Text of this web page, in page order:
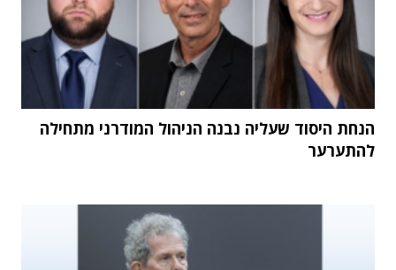
הנחת היסוד שעליה נבנה הניהול המודרני מתחילה
להתערער